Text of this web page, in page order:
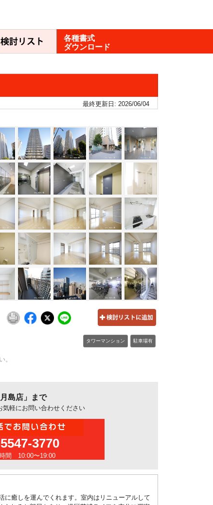
各種書式
ダウンロード
最終更新日: 2026/06/04
タワーマンション 駐車場有
。
島店」まで
軽にお問い合わせください
3770
間 10:00〜19:00
に癒しを運んでくれます。室内はリニューアルして